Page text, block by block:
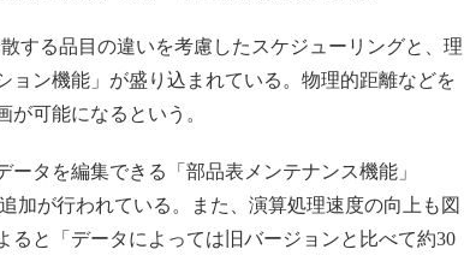
する品目の違いを考慮したスケジューリングと、理
ョン機能」が盛り込まれている。物理的距離などを
可能になるという。
タを編集できる「部品表メンテナンス機能」
加が行われている。また、演算処理速度の向上も図
ると「データによっては旧バージョンと比べて約30